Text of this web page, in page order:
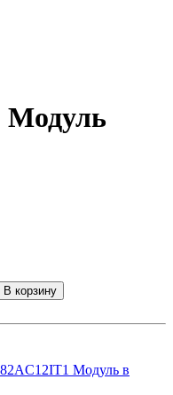
Модуль
В корзину
Модуль в